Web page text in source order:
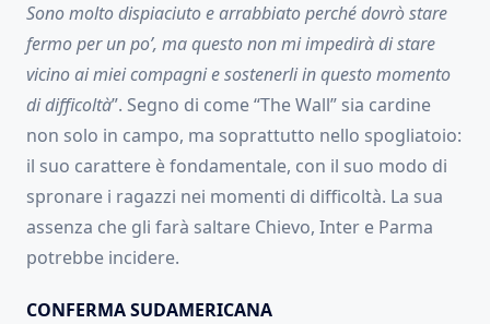
Sono molto dispiaciuto e arrabbiato perché dovrò stare
fermo per un po’, ma questo non mi impedirà di stare
vicino ai miei compagni e sostenerli in questo momento
di difficoltà”. Segno di come “The Wall” sia cardine
non solo in campo, ma soprattutto nello spogliatoio:
il suo carattere è fondamentale, con il suo modo di
spronare i ragazzi nei momenti di difficoltà. La sua
assenza che gli farà saltare Chievo, Inter e Parma
potrebbe incidere.
CONFERMA SUDAMERICANA